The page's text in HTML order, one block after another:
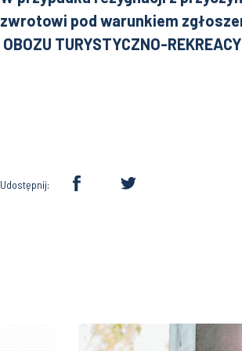
zwrotowi pod warunkiem
OBOZU TURYSTYCZNO-
Udostępnij: